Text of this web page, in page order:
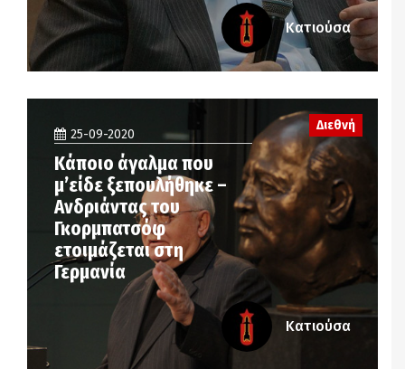
Κατιούσα
25-09-2020
Kάποιο άγαλμα που
μ’είδε ξεπουλήθηκε –
Ανδριάντας του
Γκορμπατσόφ
ετοιμάζεται στη
Γερμανία
Διεθνή
Κατιούσα